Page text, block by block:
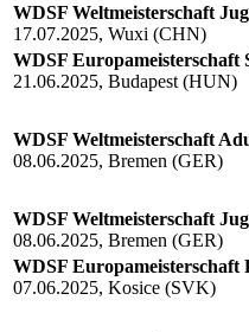
WDSF Weltmeisterschaft
17.07.2025, Wuxi (CHN)
WDSF Europameisterschaft
21.06.2025, Budapest (HUN)
WDSF Weltmeisterschaft
08.06.2025, Bremen (GER)
WDSF Weltmeisterschaft
08.06.2025, Bremen (GER)
WDSF Europameisterschaft
07.06.2025, Kosice (SVK)